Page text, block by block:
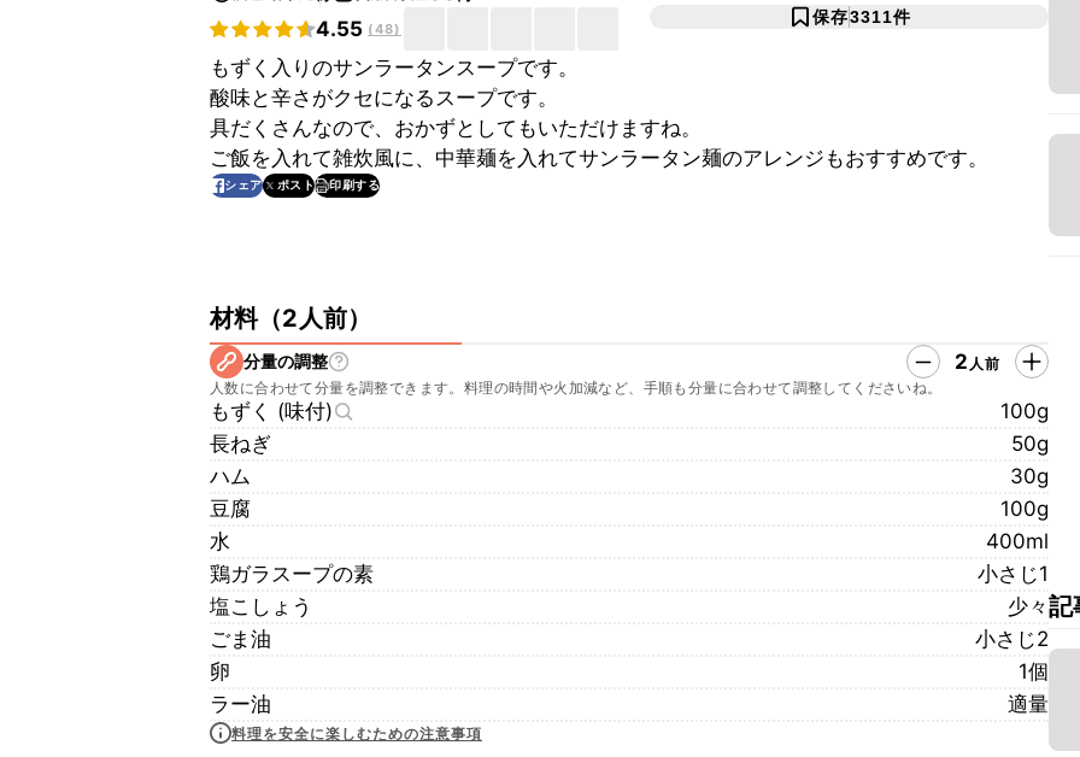
4.55 (48)
保存3311件
もずく入りのサンラータンスープです。
酸味と辛さがクセになるスープです。
具だくさんなので、おかずとしてもいただけますね。
ご飯を入れて雑炊風に、中華麺を入れてサンラータン麺のアレンジもおすすめです。
シェア ポスト 印刷する
材料（2人前）
分量の調整 2 人前
人数に合わせて分量を調整できます。料理の時間や火加減など、手順も分量に合わせて調整してくださいね。
もずく (味付)
100g
長ねぎ
50g
ハム
30g
豆腐
100g
水
400ml
鶏ガラスープの素
小さじ1
塩こしょう
少々
ごま油
小さじ2
卵
1個
ラー油
適量
料理を安全に楽しむための注意事項
記